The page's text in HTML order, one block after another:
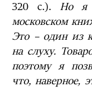
320 с.).Но я
московском
Это – один из
на слуху.
поэтому я
что, наверное,